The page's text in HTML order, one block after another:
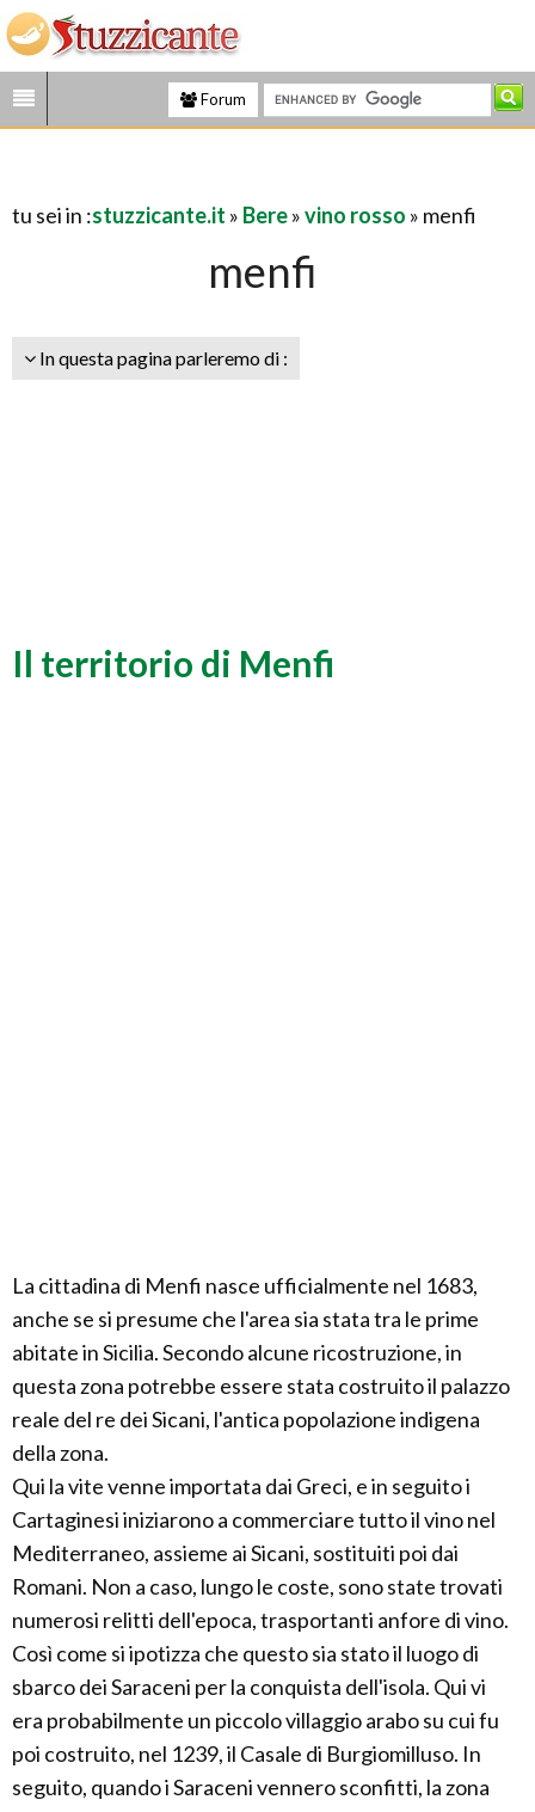
Forum
tu sei in :stuzzicante.it » Bere»vino rosso » menfi
menfi
In questa pagina parleremo di :
Il territorio di Menfi
La cittadina di Menfi nasce ufficialmente nel 1683,
anche se si presume che l'area sia stata tra le prime
abitate in Sicilia. Secondo alcune ricostruzione, in
questa zona potrebbe essere stata costruito il palazzo
reale del re dei Sicani, l'antica popolazione indigena
della zona.
Qui la vite venne importata dai Greci, e in seguito i
Cartaginesi iniziarono a commerciare tutto il vino nel
Mediterraneo, assieme ai Sicani, sostituiti poi dai
Romani. Non a caso, lungo le coste, sono state trovati
numerosi relitti dell'epoca, trasportanti anfore di vino.
Così come si ipotizza che questo sia stato il luogo di
sbarco dei Saraceni per la conquista dell'isola. Qui vi
era probabilmente un piccolo villaggio arabo su cui fu
poi costruito, nel 1239, il Casale di Burgiomilluso. In
seguito, quando i Saraceni vennero sconfitti, la zona